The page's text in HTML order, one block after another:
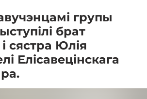
групы
брат
сястра Юлія
Елісавецінскага